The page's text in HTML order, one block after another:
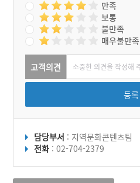
만족
보통
불만족
매우불만족
고객의견
등록
담당부서 : 지역문화콘텐츠팀
전화 : 02-704-2379